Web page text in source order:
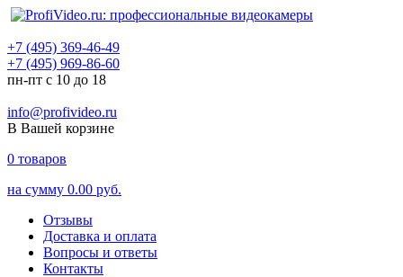
+7 (495) 369-46-49
+7 (495) 969-86-60
пн-пт с 10 до 18
info@profivideo.ru
В Вашей корзине
0 товаров
на сумму 0.00 руб.
Отзывы
Доставка и оплата
Вопросы и ответы
Контакты